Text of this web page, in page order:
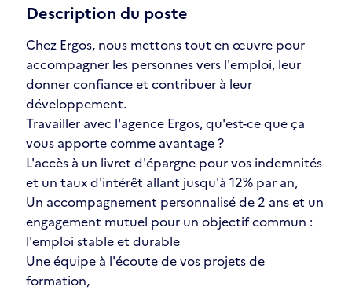
Description du poste
Chez Ergos, nous mettons tout en œuvre pour
accompagner les personnes vers l'emploi, leur
donner confiance et contribuer à leur
développement.
Travailler avec l'agence Ergos, qu'est-ce que ça
vous apporte comme avantage ?
L'accès à un livret d'épargne pour vos indemnités
et un taux d'intérêt allant jusqu'à 12% par an,
Un accompagnement personnalisé de 2 ans et un
engagement mutuel pour un objectif commun :
l'emploi stable et durable
Une équipe à l'écoute de vos projets de
formation,